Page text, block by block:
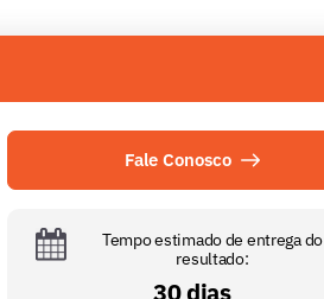
Fale Conosco
Tempo estimado de entrega do
resultado:
30 dias